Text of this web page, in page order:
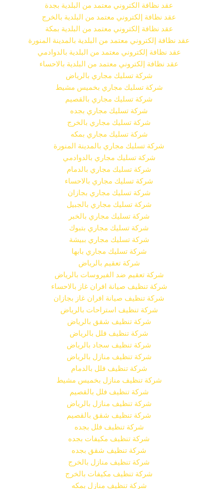
عقد نظافة الكتروني معتمد من البلدية بجدة
عقد نظافة إلكتروني معتمد من البلدية بالخرج
عقد نظافة إلكتروني معتمد من البلدية بمكة
عقد نظافة إلكتروني معتمد من البلدية بالمدينة المنورة
عقد نظافة إلكتروني معتمد من البلدية بالدوادمي
عقد نظافة إلكتروني معتمد من البلدية بالاحساء
شركة تسليك مجاري بالرياض
شركة تسليك مجاري بخميس مشيط
شركة تسليك مجاري بالقصيم
شركة تسليك مجاري بجده
شركة تسليك مجاري بالخرج
شركة تسليك مجاري بمكه
شركة تسليك مجاري بالمدينة المنورة
شركة تسليك مجاري بالدوادمي
شركة تسليك مجاري بالدمام
شركة تسليك مجاري بالاحساء
شركة تسليك مجاري بجازان
شركة تسليك مجاري بالجبيل
شركة تسليك مجاري بالخبر
شركة تسليك مجاري بتبوك
شركة تسليك مجاري ببيشة
شركة تسليك مجاري بابها
شركة تعقيم بالرياض
شركة تعقيم ضد الفيروسات بالرياض
شركة تنظيف صيانة افران غاز بالاحساء
شركة تنظيف صيانة افران غاز بجازان
شركة تنظيف استراحات بالرياض
شركة تنظيف شقق بالرياض
شركة تنظيف فلل بالرياض
شركة تنظيف سجاد بالرياض
شركة تنظيف منازل بالرياض
شركة تنظيف فلل بالدمام
شركة تنظيف منازل بخميس مشيط
شركة تنظيف فلل بالقصيم
شركة تنظيف منازل بالرياض
شركة تنظيف شقق بالقصيم
شركة تنظيف فلل بجده
شركة تنظيف مكيفات بجده
شركة تنظيف شقق بجده
شركة تنظيف منازل بالخرج
شركة تنظيف مكيفات بالخرج
شركة تنظيف منازل بمكه